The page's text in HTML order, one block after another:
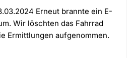
Erneut brannte ein E-
Wir löschten das Fahrrad
Ermittlungen aufgenommen.